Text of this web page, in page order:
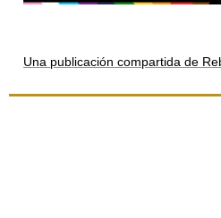
Una publicación compartida de